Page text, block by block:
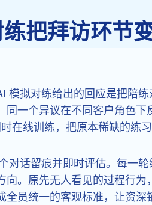
把拜访环节
模拟对练给出的回应是把陪
一个异议在不同客户角色
在线训练，把原本稀缺的练
对话留痕并即时评估。每一
。原先无人看见的过程行
员统一的客观标准，让资深